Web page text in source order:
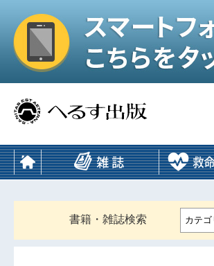
書籍・雑誌検索 カテ